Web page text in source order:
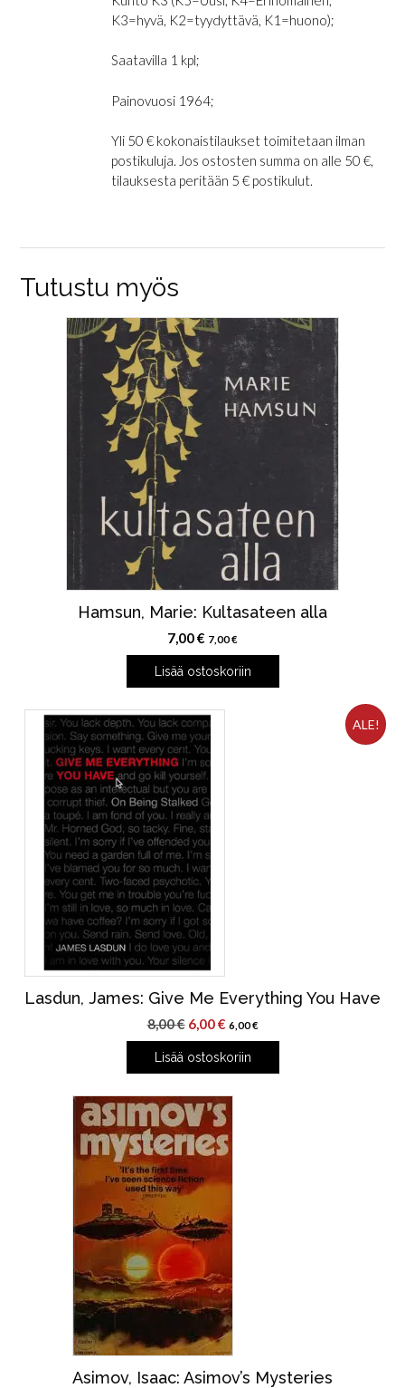
K3=hyvä, K2=tyydyttävä, K1=huono);
Saatavilla 1 kpl;
Painovuosi 1964;
Yli 50 € kokonaistilaukset toimitetaan ilman
postikuluja. Jos ostosten summa on alle 50 €,
tilauksesta peritään 5 € postikulut.
Tutustu myös
Hamsun, Marie: Kultasateen alla
7,00€ 7,00€
Lisää ostoskoriin
ALE!
Lasdun, James: Give Me Everything You Have
8,00€ Alkuperäinen
hinta
oli:
6,00€Nykyinen
hinta
on:
6,00€
Lisää ostoskoriin
Asimov, Isaac: Asimov’s Mysteries